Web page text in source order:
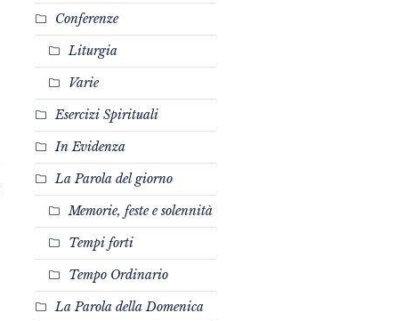
Conferenze
Liturgia
Varie
Esercizi Spirituali
In Evidenza
La Parola del giorno
Memorie, feste e solennità
Tempi forti
Tempo Ordinario
La Parola della Domenica